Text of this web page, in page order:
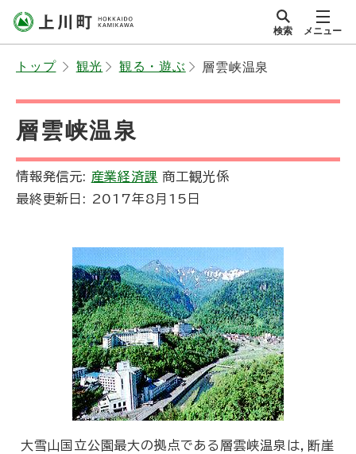
北海道上川町
Hokkaido Kamikawa
サイト内
検索 メニュー
トップ 観光 観る・遊ぶ 層雲峡温泉
層雲峡温泉
情報発信元: 産業経済課 商工観光係
最終更新日:
2017年8月15日
大雪山国立公園最大の拠点である層雲峡温泉は，断崖